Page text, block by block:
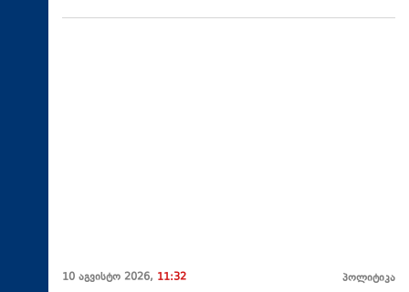
10 აგვისტო 2026, 11:32 პოლიტიკა